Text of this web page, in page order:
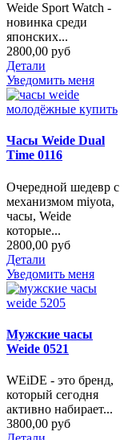
Weide Sport Watch -
новинка среди
японских...
2800,00 руб
Детали
Уведомить меня
Часы Weide Dual
Time 0116
Очередной шедевр с
механизмом miyota,
часы, Weide
которые...
2800,00 руб
Детали
Уведомить меня
Мужские часы
Weide 0521
WEiDE - это бренд,
который сегодня
активно набирает...
3800,00 руб